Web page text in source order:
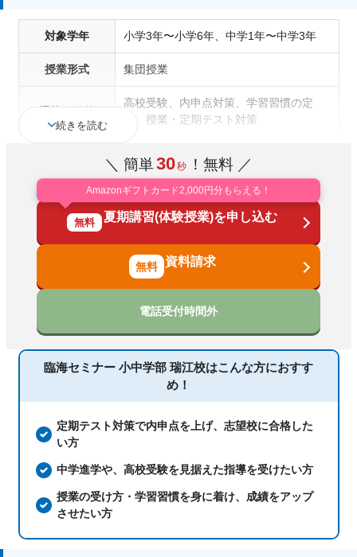
対象学年 小学3年〜小学6年、中学1年〜中学3年
授業形式 集団授業
高校受験、内申点対策、学習習慣の定
着、授業・定期テスト対策
国語、算数、数学、理科、社会、英語、
プログラミング
続きを読む
＼ 簡単30秒 ！無料 ／
Amazonギフトカード2,000円分もらえる！
無料 夏期講習(体験授業)を申し込む
資料請求
電話受付時間外
臨海セミナー 小中学部 瑞江校はこんな方におすす
め！
定期テスト対策で内申点を上げ、志望校に合格した
い方
中学進学や、高校受験を見据えた指導を受けたい方
授業の受け方・学習習慣を身に着け、成績をアップ
させたい方